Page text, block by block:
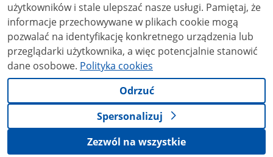
użytkowników i stale ulepszać nasze usługi. Pamiętaj, że
informacje przechowywane w plikach cookie mogą
pozwalać na identyfikację konkretnego urządzenia lub
przeglądarki użytkownika, a więc potencjalnie stanowić
dane osobowe. Polityka cookies
Odrzuć
Spersonalizuj
Zezwól na wszystkie